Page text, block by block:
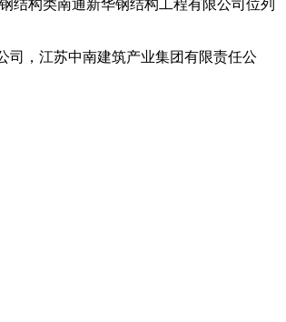
构类南通新华钢结构工程有限公司位列
，江苏中南建筑产业集团有限责任公